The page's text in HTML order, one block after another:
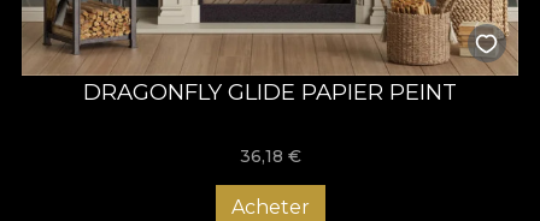
DRAGONFLY GLIDE PAPIER PEINT
36,18 €
Acheter